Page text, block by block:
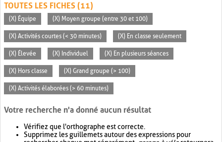
TOUTES LES FICHES (11)
(X) Équipe (X) Moyen groupe (entre 30 et 100)
(X) Activités courtes (< 30 minutes) (X) En classe seulement
(X) Élevée (X) Individuel (X) En plusieurs séances
(X) Hors classe (X) Grand groupe (> 100)
(X) Activités élaborées (> 60 minutes)
Votre recherche n'a donné aucun résultat
Vérifiez que l'orthographe est correcte.
Supprimez les guillemets autour des expressions pour